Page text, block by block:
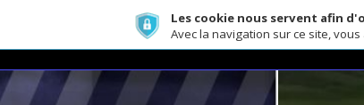
Les cookie nous servent afin
Avec la navigation sur ce site, vous